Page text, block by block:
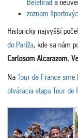
Belehrad a
zoznam
Historicky najvyšší
do Paríža, kde sa nám
Carlosom Alcarazom,
Na Tour de France
otváracia etapa Tour de